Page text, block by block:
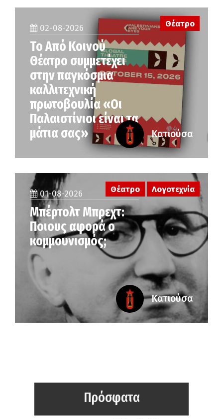
02-08-2026
Το Από Κοινού
Θέατρο συμμετέχει
στην παγκόσμια
καλλιτεχνική
πρωτοβουλία «Οι
Παλαιστίνιοι είναι τα
μάτια σας»
Θέατρο
Κατιούσα
01-08-2026
Μπέρτολτ Μπρεχτ:
Ποιους αφορά ο
κομμουνισμός;
Θέατρο Λογοτεχνία
Κατιούσα
Πρόσφατα